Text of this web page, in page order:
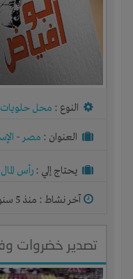
النوع : محل حلويات
العنوان : مصر-
يحتاج إلي : رأس المال
آخر نشاط : منذ 5 سنوات
تصدير خضروات